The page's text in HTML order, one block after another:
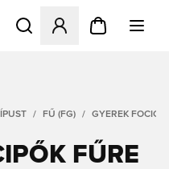
Megnyit egy modált a
FŰ (FG) GYEREK
FŰRE